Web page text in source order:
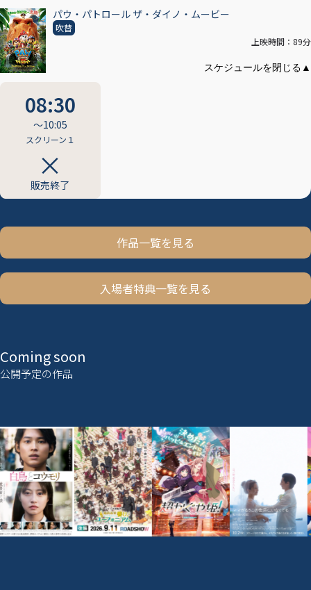
パウ・パトロール ザ・ダイノ・ムービー
吹替
上映時間：89分
08:30
〜10:05
スクリーン１
販売終了
作品一覧を見る
入場者特典一覧を見る
Coming soon
公開予定の作品